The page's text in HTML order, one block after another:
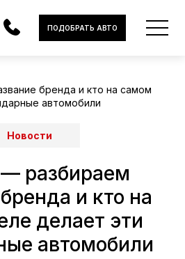
ПОДОБРАТЬ АВТО
бренда и кто на самом
автомобили
Новости
разбираем
и кто на
делает эти
автомобили